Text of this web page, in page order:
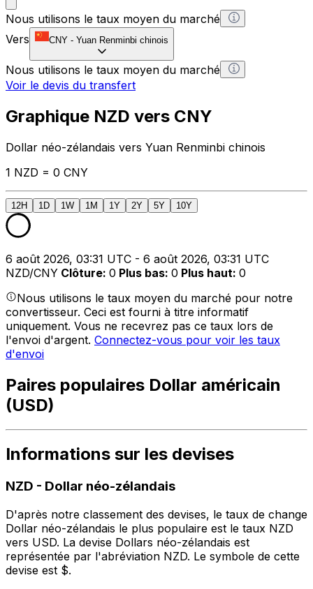
Nous utilisons le taux moyen du marché
Vers
CNY - Yuan Renminbi chinois
Nous utilisons le taux moyen du marché
Voir le devis du transfert
Graphique NZD vers CNY
Dollar néo-zélandais vers Yuan Renminbi chinois
1 NZD = 0 CNY
12H 1D 1W 1M 1Y 2Y 5Y 10Y
6 août 2026, 03:31 UTC - 6 août 2026, 03:31 UTC
NZD/CNY Clôture: 0 Plus bas: 0 Plus haut: 0
Nous utilisons le taux moyen du marché pour notre
convertisseur. Ceci est fourni à titre informatif
uniquement. Vous ne recevrez pas ce taux lors de
l'envoi d'argent. Connectez-vous pour voir les taux
d'envoi
Paires populaires Dollar américain
(USD)
Informations sur les devises
NZD - Dollar néo-zélandais
D'après notre classement des devises, le taux de change
Dollar néo-zélandais le plus populaire est le taux NZD
vers USD. La devise Dollars néo-zélandais est
représentée par l'abréviation NZD. Le symbole de cette
devise est $.